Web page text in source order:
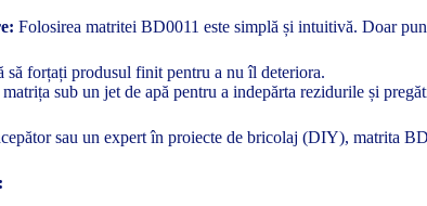
Folosirea matritei BD0011 este simplă și intuitivă. Doar
să forțați produsul finit pentru a nu îl deteriora.
sub un jet de apă pentru a indepărta rezidurile și
sau un expert în proiecte de bricolaj (DIY), matrita